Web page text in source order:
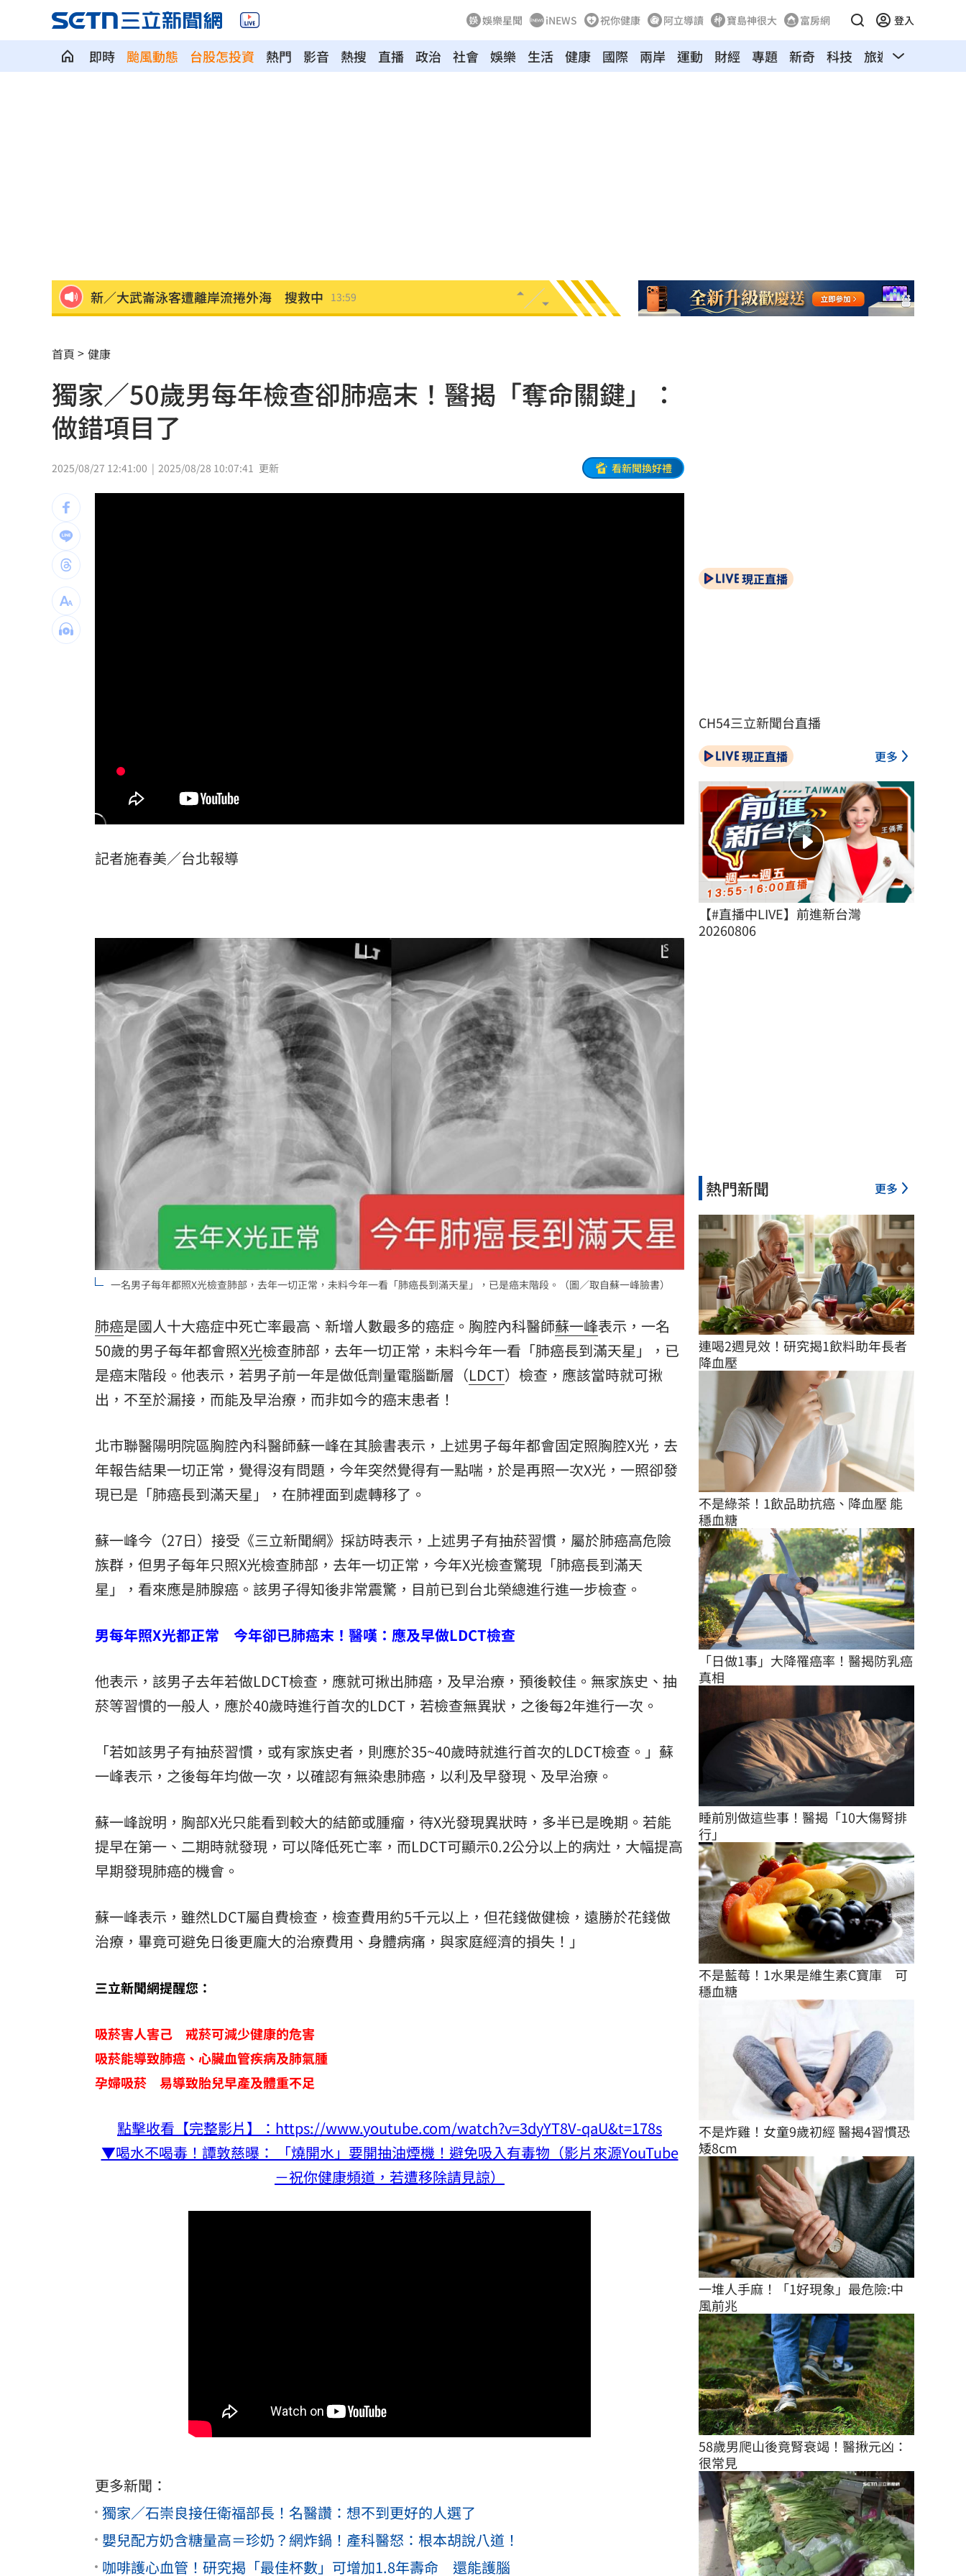
娛樂星聞 iNEWS 祝你健康 阿立導讀 寶島神很大 富房網 登入
即時 颱風動態 台股怎投資 熱門 影音 熱搜 直播 政治 社會 娛樂 生活 健康 國際 兩岸 運動 財經 專題 新奇 科技 旅遊 汽車
昔網購神童創3.9億業績！跌谷底日領700元
苦茶油問題廠增至6家 食藥署將找專家輔導 14:13
新／大武崙泳客遭離岸流捲外海 搜救中 13:59
台鐵遺落400萬扯出2億地下匯兌 她認罪了
男吃野菇中毒器官衰竭！撿回一命終身洗腎 13:53
今年總預算還沒審完 綠轟立院史上最荒謬
暑假煮三餐太崩潰 家長曝好市多懶人菜單
44歲焦糖離開政壇變直播主了 加入原因曝 13:51
市場到酒場料理！可果美蕃茄醬創無限可能
父親節送會拉筋的按摩椅 爸爸「筋歡喜」 18:00
油品食安事件引關注 挑選保健食品要注意
首頁 健康
獨家／50歲男每年檢查卻肺癌末！醫揭「奪命關鍵」：
做錯項目了
2025/08/27 12:41:00 2025/08/28 10:07:41 更新 看新聞換好禮
記者施春美／台北報導
一名男子每年都照X光檢查肺部，去年一切正常，未料今年一看「肺癌長到滿天星」，已是癌末階段。（圖／取自蘇一峰臉書）
肺癌是國人十大癌症中死亡率最高、新增人數最多的癌症。胸腔內科醫師蘇一峰表示，一名
50歲的男子每年都會照X光檢查肺部，去年一切正常，未料今年一看「肺癌長到滿天星」，已
是癌末階段。他表示，若男子前一年是做低劑量電腦斷層（LDCT）檢查，應該當時就可揪
出，不至於漏接，而能及早治療，而非如今的癌末患者！
北市聯醫陽明院區胸腔內科醫師蘇一峰在其臉書表示，上述男子每年都會固定照胸腔X光，去
年報告結果一切正常，覺得沒有問題，今年突然覺得有一點喘，於是再照一次X光，一照卻發
現已是「肺癌長到滿天星」，在肺裡面到處轉移了。
蘇一峰今（27日）接受《三立新聞網》採訪時表示，上述男子有抽菸習慣，屬於肺癌高危險
族群，但男子每年只照X光檢查肺部，去年一切正常，今年X光檢查驚現「肺癌長到滿天
星」，看來應是肺腺癌。該男子得知後非常震驚，目前已到台北榮總進行進一步檢查。
男每年照X光都正常 今年卻已肺癌末！醫嘆：應及早做LDCT檢查
他表示，該男子去年若做LDCT檢查，應就可揪出肺癌，及早治療，預後較佳。無家族史、抽
菸等習慣的一般人，應於40歲時進行首次的LDCT，若檢查無異狀，之後每2年進行一次。
「若如該男子有抽菸習慣，或有家族史者，則應於35~40歲時就進行首次的LDCT檢查。」蘇
一峰表示，之後每年均做一次，以確認有無染患肺癌，以利及早發現、及早治療。
蘇一峰說明，胸部X光只能看到較大的結節或腫瘤，待X光發現異狀時，多半已是晚期。若能
提早在第一、二期時就發現，可以降低死亡率，而LDCT可顯示0.2公分以上的病灶，大幅提高
早期發現肺癌的機會。
蘇一峰表示，雖然LDCT屬自費檢查，檢查費用約5千元以上，但花錢做健檢，遠勝於花錢做
治療，畢竟可避免日後更龐大的治療費用、身體病痛，與家庭經濟的損失！」
三立新聞網提醒您：
吸菸害人害己 戒菸可減少健康的危害
吸菸能導致肺癌、心臟血管疾病及肺氣腫
孕婦吸菸 易導致胎兒早產及體重不足
點擊收看【完整影片】：https://www.youtube.com/watch?v=3dyYT8V-qaU&t=178s
▼喝水不喝毒！譚敦慈曝： 「燒開水」要開抽油煙機！避免吸入有毒物（影片來源YouTube
－祝你健康頻道，若遭移除請見諒）
更多新聞：
獨家／石崇良接任衛福部長！名醫讚：想不到更好的人選了
嬰兒配方奶含糖量高＝珍奶？網炸鍋！產科醫怒：根本胡說八道！
咖啡護心血管！研究揭「最佳杯數」可增加1.8年壽命 還能護腦
現正直播
CH54三立新聞台直播
現正直播 更多
【#直播中LIVE】前進新台灣
20260806
熱門新聞 更多
連喝2週見效！研究揭1飲料助年長者
降血壓
不是綠茶！1飲品助抗癌、降血壓 能
穩血糖
「日做1事」大降罹癌率！醫揭防乳癌
真相
睡前別做這些事！醫揭「10大傷腎排
行」
不是藍莓！1水果是維生素C寶庫　可
穩血糖
不是炸雞！女童9歲初經 醫揭4習慣恐
矮8cm
一堆人手麻！「1好現象」最危險:中
風前兆
58歲男爬山後竟腎衰竭！醫揪元凶：
很常見